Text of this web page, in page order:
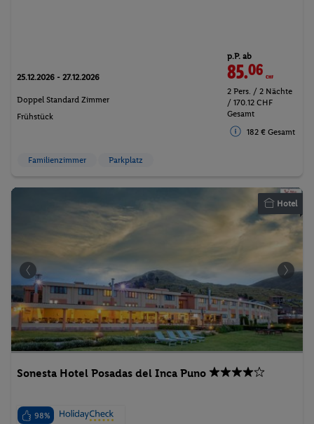
25.12.2026 - 27.12.2026
Doppel Standard Zimmer
Frühstück
p.P. ab
85.06CHF
2 Pers. / 2 Nächte
/ 170.12 CHF
Gesamt
182 € Gesamt
Familienzimmer Parkplatz
Hotel
Sonesta Hotel Posadas del Inca Puno
98%